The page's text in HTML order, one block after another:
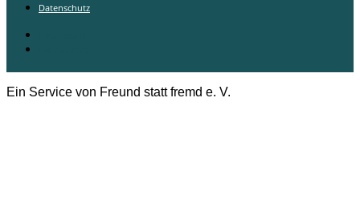
Datenschutz
Ein Service von Freund statt fremd e. V.